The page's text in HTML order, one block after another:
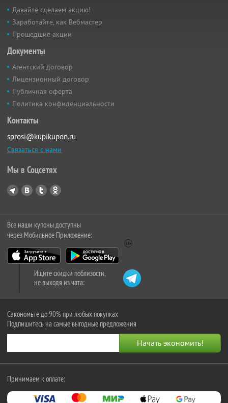
Давайте сделаем акцию!
Заработайте, как Вебмастер
Прошедшие акции
Документы
Агентский договор
Лицензионный договор
Публичная оферта
Политика конфиденциальности
Контакты
sprosi@kupikupon.ru
Связаться с нами
Мы в Соцсетях
Все наши купоны доступны
через Мобильное Приложение:
Ищите скидки поблизости,
не выходя из чата:
Сэкономьте до 90% при любых покупках
Подпишитесь на самые выгодные предложения
Принимаем к оплате: